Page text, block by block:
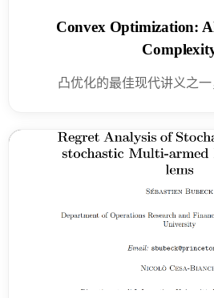
Convex Optimization:
凸优化的最佳现代讲义之一